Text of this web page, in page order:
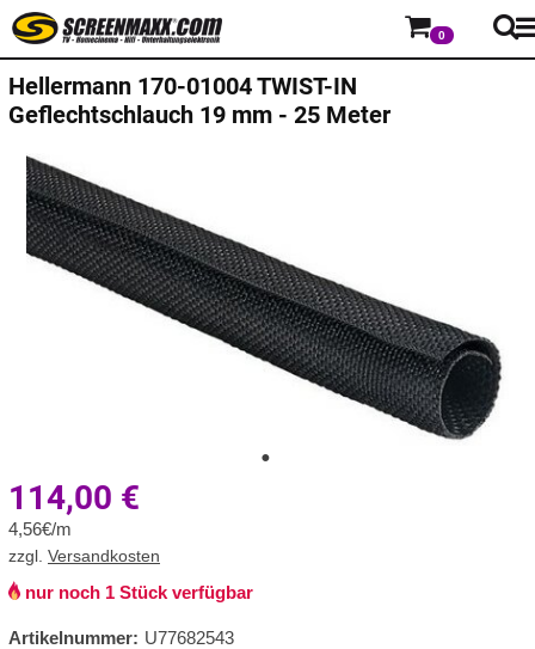
0
Hellermann 170-01004 TWIST-IN
Geflechtschlauch 19 mm - 25 Meter
114,00 €
4,56€/m
zzgl. Versandkosten
nur noch 1 Stück verfügbar
Artikelnummer: U77682543